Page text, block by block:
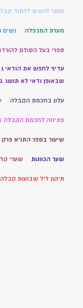
מותר לנשים ללמוד
מערת המכפלה נשים
ספרי בעל הסולם
עדיף לחפש את הודאי
שבאופן ודאי לא תושג
עלון בחכמת הקבלה
פתיחה לחכמת הקבלה
שיעור בספר התניא פרק
שער הכוונות שערי
תיקון ליל שבועות קבלה